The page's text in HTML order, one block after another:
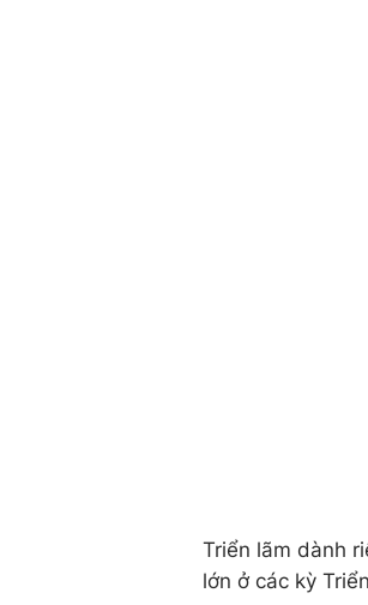
Triển lãm dành
lớn ở các kỳ